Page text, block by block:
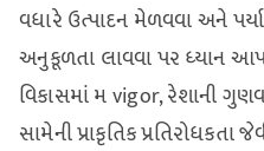
વધારે ઉત્પાદન મેળવવા અને
અનુકૂળતા લાવવા પર ધ્યાન
વિકાસમાં મ vigor, રેશાની
સામેની પ્રાકૃતિક પ્રતિરોધકતા